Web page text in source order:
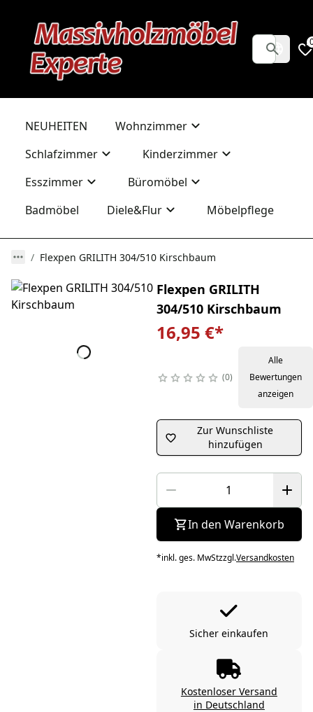
NEUHEITEN
Wohnzimmer
Schlafzimmer
Kinderzimmer
Esszimmer
Büromöbel
Badmöbel
Diele&Flur Möbelpflege
Flexpen GRILITH 304/510 Kirschbaum
Flexpen GRILITH
304/510 Kirschbaum
16,95 €*
0
Alle
Bewertungen
anzeigen
Zur Wunschliste
hinzufügen
In den Warenkorb
*inkl. ges. MwStzzgl.Versandkosten
Sicher einkaufen
Kostenloser Versand
in Deutschland